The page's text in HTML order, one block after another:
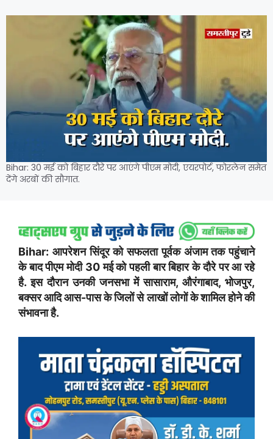
Bihar: 30 मई को बिहार दौरे पर आएंगे पीएम मोदी, एयरपोर्ट, फोरलेन समेत
देंगे अरबों की सौगात.
Bihar: आपरेशन सिंदूर को सफलता पूर्वक अंजाम तक पहुंचाने
के बाद पीएम मोदी 30 मई को पहली बार बिहार के दौरे पर आ रहे
है. इस दौरान उनकी जनसभा में सासाराम, औरंगाबाद, भोजपुर,
बक्सर आदि आस-पास के जिलों से लाखों लोगों के शामिल होने की
संभावना है.